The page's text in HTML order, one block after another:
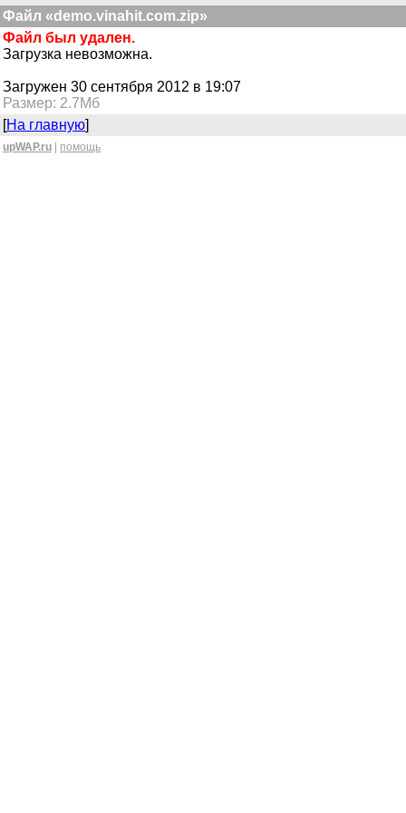
Файл «demo.vinahit.com.zip»
Файл был удален.
Загрузка невозможна.
Загружен 30 сентября 2012 в 19:07
Размер: 2.7Мб
[На главную]
upWAP.ru помощь